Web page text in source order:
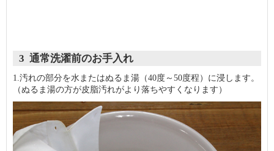
3 通常洗濯前のお手入れ
1.汚れの部分を水またはぬるま湯（40度～50度程）に浸します。
（ぬるま湯の方が皮脂汚れがより落ちやすくなります）